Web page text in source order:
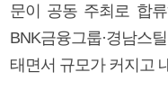
문이 공동 주최로 합
BNK금융그룹·경남스
태면서 규모가 커지고